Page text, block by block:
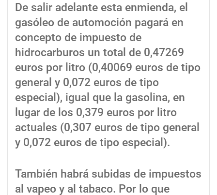
De salir adelante esta enmienda, el
gasóleo de automoción pagará en
concepto de impuesto de
hidrocarburos un total de 0,47269
euros por litro (0,40069 euros de tipo
general y 0,072 euros de tipo
especial), igual que la gasolina, en
lugar de los 0,379 euros por litro
actuales (0,307 euros de tipo general
y 0,072 euros de tipo especial).
También habrá subidas de impuestos
al vapeo y al tabaco. Por lo que